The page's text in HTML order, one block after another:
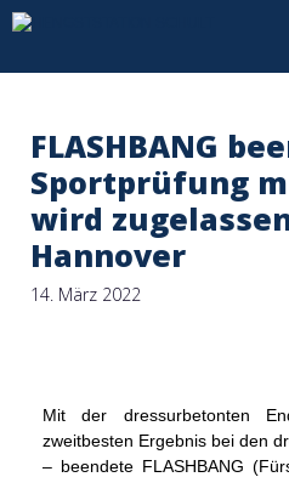
FLASHBANG
Sportprüfung
wird
Hannover
14. März 2022
Mit der dressurbetonten
zweitbesten Ergebnis bei den
– beendete FLASHBANG